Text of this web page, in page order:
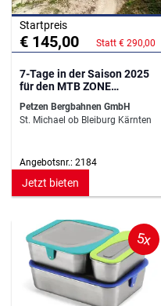
Startpreis
€ 145,00 Statt € 290,00
7-Tage in der Saison 2025
für den MTB ZONE
Petzen Bergbahnen GmbH
St. Michael ob Bleiburg Kärnten
Angebotsnr.: 2184
Jetzt bieten
5x